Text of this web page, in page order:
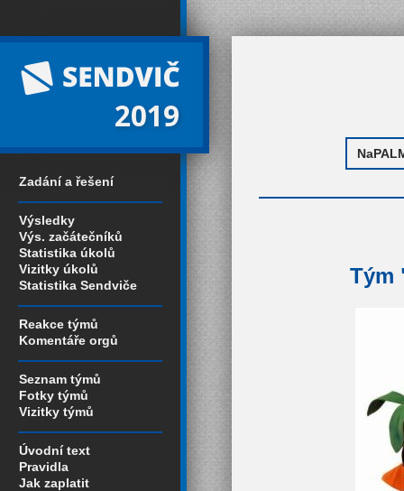
2019
Zadání a řešení
Výsledky
Výs. začátečníků
Statistika úkolů
Vizitky úkolů
Statistika Sendviče
Reakce týmů
Komentáře orgů
Seznam týmů
Fotky týmů
Vizitky týmů
Úvodní text
Pravidla
Jak zaplatit
Tým